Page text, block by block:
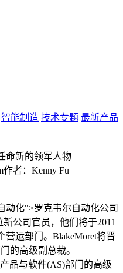
智能制造 技术专题 最新产品
命新的领军人物
作者：Kenny Fu
动化">罗克韦尔自动化公司
公司官员，他们将于2011
运部门。BlakeMoret将晋
的高级副总裁。
品与软件(AS)部门的高级